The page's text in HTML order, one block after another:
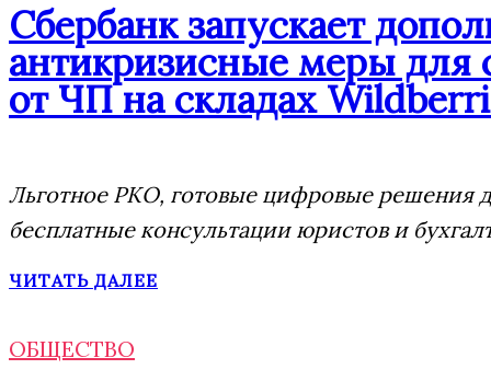
Сбербанк запускает
антикризисные меры для
от ЧП на складах
Льготное РКО, готовые цифровые решения
бесплатные консультации юристов и
ЧИТАТЬ ДАЛЕЕ
ОБЩЕСТВО